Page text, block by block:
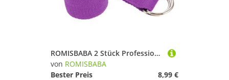
ROMISBABA 2 Stück Professionelles Yoga Band Teiliges Flexibles Stretchband für Ganzkörpertraining Langlebig und Handschonend für Dehnübungen zu Hause Fitnessstudio Lang
von ROMISBABA
Bester Preis
8,99 €